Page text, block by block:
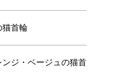
猫首輪
ンジ・ベージュの猫首